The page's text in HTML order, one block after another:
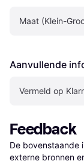
Maat (Klein-
Aanvullende
Vermeld op
Feedback
De bovenstaande
externe bronnen